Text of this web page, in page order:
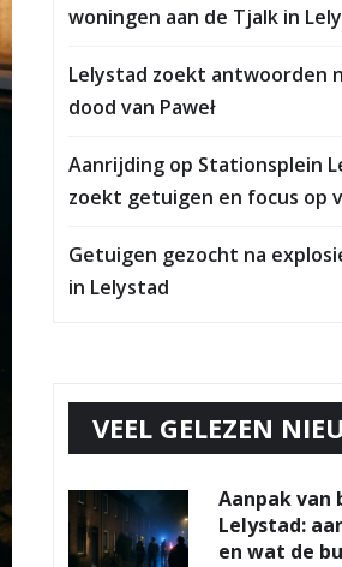
woningen aan de Tjalk in
Lelystad zoekt antwoorden
dood van Paweł
Aanrijding op Stationsplein
zoekt getuigen en focus op
Getuigen gezocht na
in Lelystad
VEEL GELEZEN
Aanpak van
Lelystad:
en wat de